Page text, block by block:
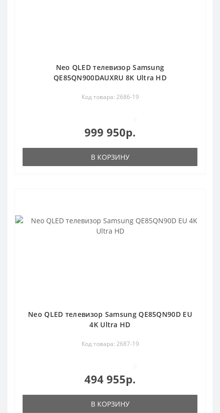
Neo QLED телевизор Samsung
QE85QN900DAUXRU 8K Ultra HD
Код товара: 2686-19
999 950р.
В КОРЗИНУ
Neo QLED телевизор Samsung QE85QN90D EU
4K Ultra HD
Код товара: 2687-19
494 955р.
В КОРЗИНУ